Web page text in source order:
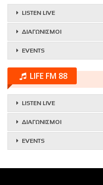
LISTEN LIVE
ΔΙΑΓΩΝΙΣΜΟΙ
EVENTS
LIFE FM 88
LISTEN LIVE
ΔΙΑΓΩΝΙΣΜΟΙ
EVENTS